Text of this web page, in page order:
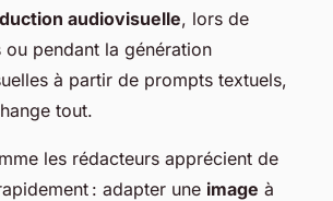
audiovisuelle, lors de
ou pendant la génération
à partir de prompts textuels,
tout.
les rédacteurs apprécient de
: adapter une image à